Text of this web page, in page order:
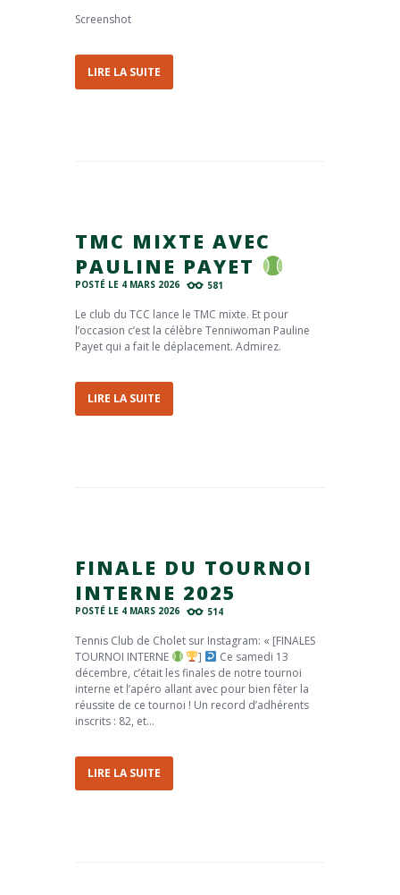
Screenshot
LIRE LA SUITE
TMC MIXTE AVEC
PAULINE PAYET
POSTÉ LE 4 MARS 2026 581
Le club du TCC lance le TMC mixte. Et pour
l’occasion c’est la célèbre Tenniwoman Pauline
Payet qui a fait le déplacement. Admirez.
LIRE LA SUITE
FINALE DU TOURNOI
INTERNE 2025
POSTÉ LE 4 MARS 2026 514
Tennis Club de Cholet sur Instagram: « [FINALES
TOURNOI INTERNE
]
Ce samedi 13
décembre, c’était les finales de notre tournoi
interne et l’apéro allant avec pour bien fêter la
réussite de ce tournoi ! Un record d’adhérents
inscrits : 82, et...
LIRE LA SUITE